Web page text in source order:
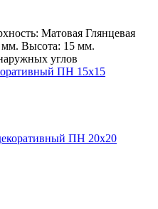
Матовая Глянцевая
Высота: 15 мм.
углов
ПН 15х15